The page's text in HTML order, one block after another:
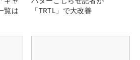
覧は
「TRTL」で大改善